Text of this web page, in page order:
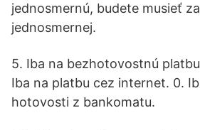
jednosmernú, budete musieť
jednosmernej.
5. Iba na bezhotovostnú
Iba na platbu cez internet. 0.
hotovosti z bankomatu.